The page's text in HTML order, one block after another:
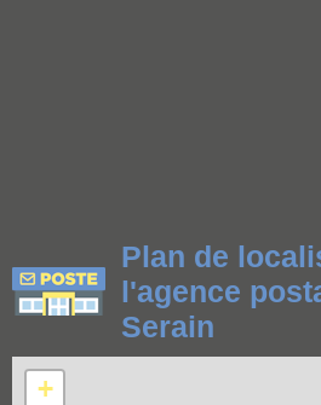
Plan de
l'agence
Serain
+